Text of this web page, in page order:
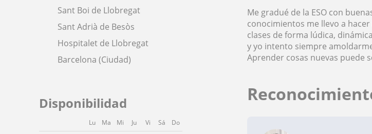
Sant Boi de Llobregat
Sant Adrià de Besòs
Hospitalet de Llobregat
Barcelona (Ciudad)
Disponibilidad
Lu Ma Mi Ju Vi Sá Do
Me gradué de la ESO con
conocimientos me llevo a
clases de forma lúdica,
y yo intento siempre
Aprender cosas nuevas puede